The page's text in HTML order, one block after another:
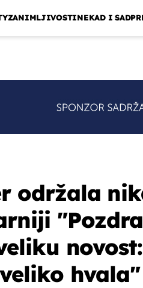
ZANIMLJIVOSTINEKAD I SAD
održala
hvala"